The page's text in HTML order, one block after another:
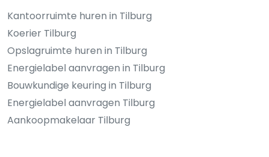
Kantoorruimte huren in Tilburg
Koerier Tilburg
Opslagruimte huren in Tilburg
Energielabel aanvragen in Tilburg
Bouwkundige keuring in Tilburg
Energielabel aanvragen Tilburg
Aankoopmakelaar Tilburg